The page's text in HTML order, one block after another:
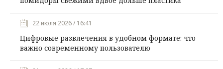
22 июля 2026 / 16:41
Цифровые развлечения в удобном формате: что
важно современному пользователю